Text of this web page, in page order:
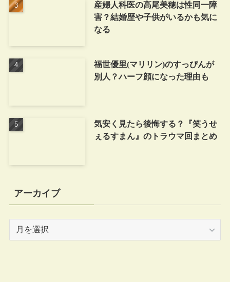
産婦人科医の高尾美穂は性同一障
害？結婚歴や子供がいるかも気に
なる
福世優里(マリリン)のすっぴんが
別人？ハーフ顔になった理由も
気安く見たら後悔する？『笑うせ
ぇるすまん』のトラウマ回まとめ
アーカイブ